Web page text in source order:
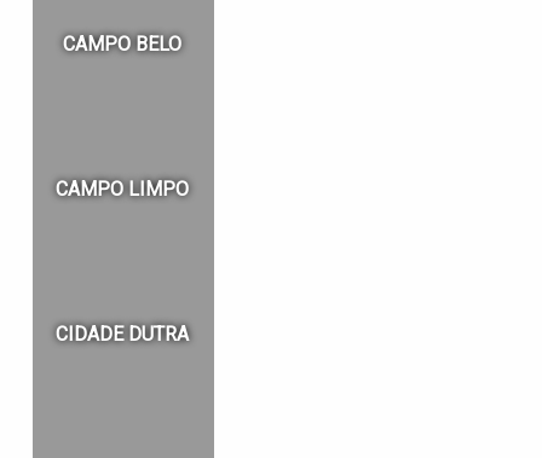
CAMPO BELO
CAMPO LIMPO
CIDADE DUTRA